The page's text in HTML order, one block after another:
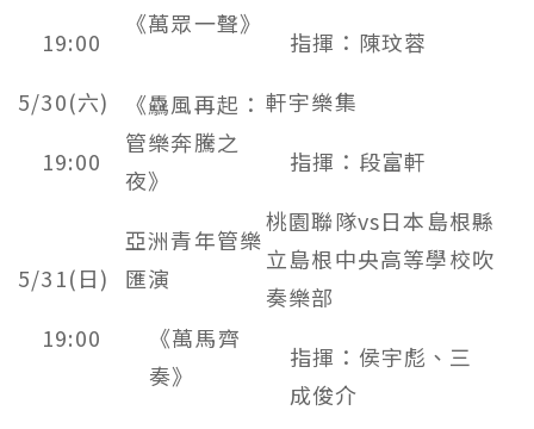
19:00
《萬眾一聲》
指揮：陳玟蓉
5/30(六)
19:00
《驫風再起：
管樂奔騰之
夜》
軒宇樂集
指揮：段富軒
5/31(日)
19:00
亞洲青年管樂
匯演
《萬馬齊
奏》
桃園聯隊vs日本島根縣
立島根中央高等學校吹
奏樂部
指揮：侯宇彪、三
成俊介